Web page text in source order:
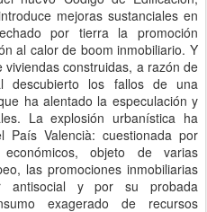
mejoras sustanciales en
por tierra la promoción
al calor de boom inmobiliario. Y
construidas, a razón de
los fallos de una
ha alentado la especulación y
La explosión urbanística ha
País Valencià: cuestionada por
objeto de varias
las promociones inmobiliarias
antisocial y por su probada
exagerado de recursos